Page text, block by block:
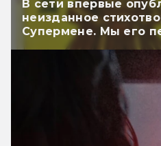
В сети впервые
неизданное
Супермене. Мы его